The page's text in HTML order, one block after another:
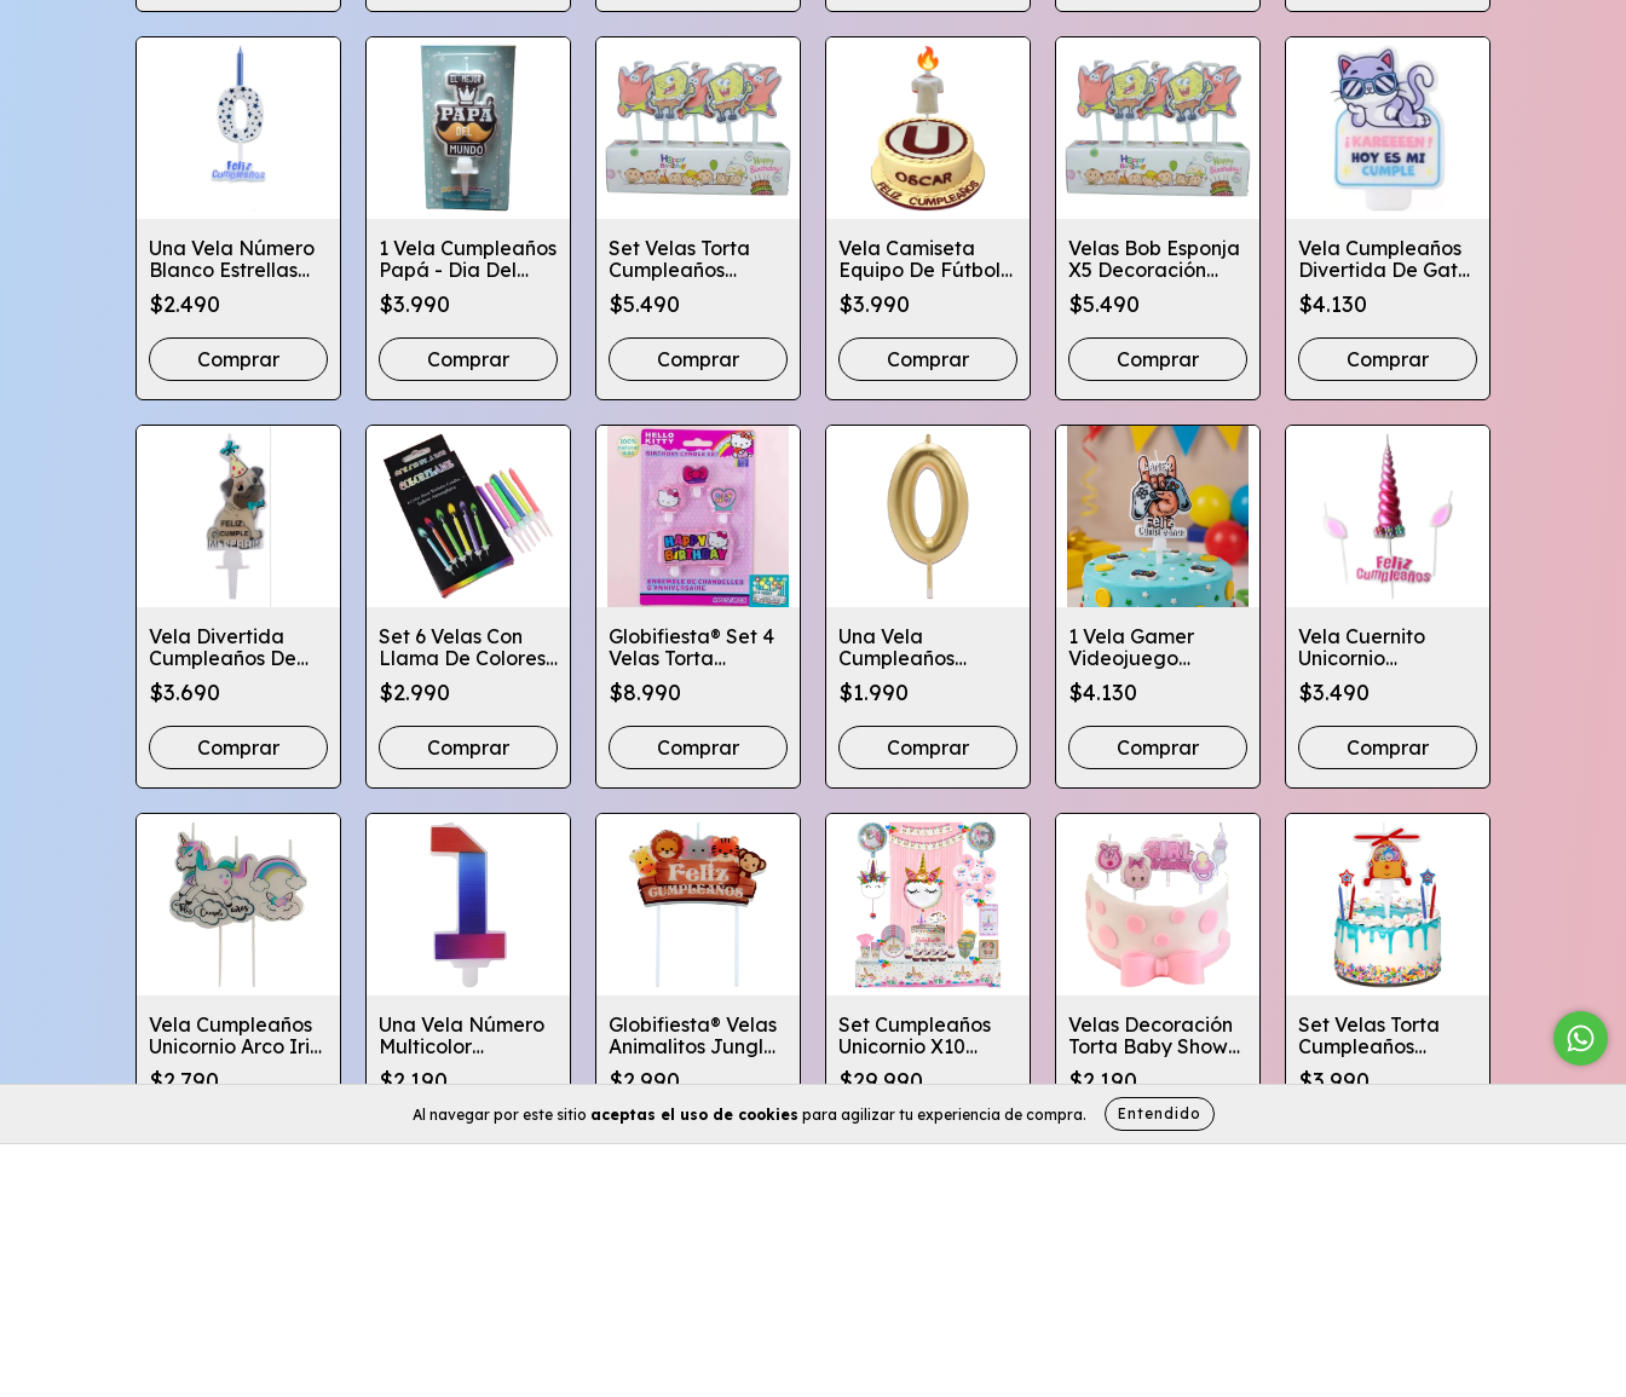
Al navegar por este sitio aceptas el uso de cookies para agilizar tu experiencia de compra. Entendido
Una Vela Número
Blanco Estrellas
Cumpleaños 13.5
Cm. Del 0-9
$2.490
Comprar
1 Vela Cumpleaños
Papá - Dia Del
Padre - Globifiesta
$3.990
Comprar
Set Velas Torta
Cumpleaños
Diseños Infantiles
Globifiesta
$5.490
Comprar
Vela Camiseta
Equipo De Fútbol
Para Decoración
De Torta
$3.990
Comprar
Velas Bob Esponja
X5 Decoración
Torta Cumpleaños
$5.490
Vela Cumpleaños
Divertida De Gato
- Karen, Hoy Es Mi
Cumple
$4.130
Comprar
Vela Divertida
Cumpleaños De
Perro - Feliz
Cumple, Mi Perrín
$3.690
Comprar
Set 6 Velas Con
Llama De Colores
Torta Cumpleaño
Globifiesta
$2.990
Globifiesta® Set 4
Velas Torta
Cumpleaños
Diseños Infantiles
$8.990
Comprar
Una Vela
Cumpleaños
Dorado - Colores
$1.990
Comprar
1 Vela Gamer
Videojuego
Cotillon
Cumpleaños
$4.130
Comprar
Vela Cuernito
Unicornio
Cumpleaños
Decoración
Globifiesta
$3.490
Vela Cumpleaños
Unicornio Arco Iris
Globifiesta
$2.790
Una Vela Número
Multicolor
Cumpleaños Del 0
Al 9
$2.190
Globifiesta® Velas
Animalitos Jungla
Selva Torta
Cumpleaños
$2.990
Set Cumpleaños
Unicornio X10
+mantel/vela/piñata
Globifiesta
$29.990
Velas Decoración
Torta Baby Shower
Niña/ Niño X5 Pzs
$2.190
Comprar
Set Velas Torta
Cumpleaños
Payasito Plim Plim
$3.990